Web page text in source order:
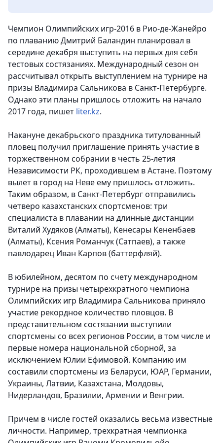
Чемпион Олимпийских игр-2016 в Рио-де-Жанейро
по плаванию Дмитрий Баландин планировал в
середине декабря выступить на первых для себя
тестовых состязаниях. Международный сезон он
рассчитывал открыть выступлением на турнире на
призы Владимира Сальникова в Санкт-Петербурге.
Однако эти планы пришлось отложить на начало
2017 года, пишет liter.kz.
Накануне декабрьского праздника титулованный
пловец получил приглашение принять участие в
торжественном собрании в честь 25-летия
Независимости РК, проходившем в Астане. Поэтому
вылет в город на Неве ему пришлось отложить.
Таким образом, в Санкт-Петербург отправились
четверо казахстанских спортсменов: три
специалиста в плавании на длинные дистанции
Виталий Худяков (Алматы), Кенесары Кененбаев
(Алматы), Ксения Романчук (Сатпаев), а также
павлодарец Иван Карпов (баттерфляй).
В юбилейном, десятом по счету международном
турнире на призы четырехкратного чемпиона
Олимпийских игр Владимира Сальникова приняло
участие рекордное количество пловцов. В
представительном состязании выступили
спортсмены со всех регионов России, в том числе и
первые номера национальной сборной, за
исключением Юлии Ефимовой. Компанию им
составили спортсмены из Беларуси, ЮАР, Германии,
Украины, Латвии, Казахстана, Молдовы,
Нидерландов, Бразилии, Армении и Венгрии.
Причем в числе гостей оказались весьма известные
личности. Например, трехкратная чемпионка